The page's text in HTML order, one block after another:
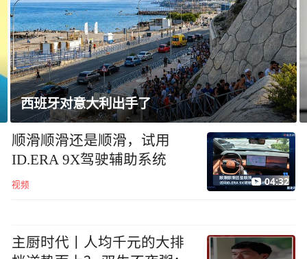
西班牙对意大利出手了
顺滑顺滑还是顺滑，试用
ID.ERA 9X驾驶辅助系统
视频 04:32
主厨时代丨人均千元的大排